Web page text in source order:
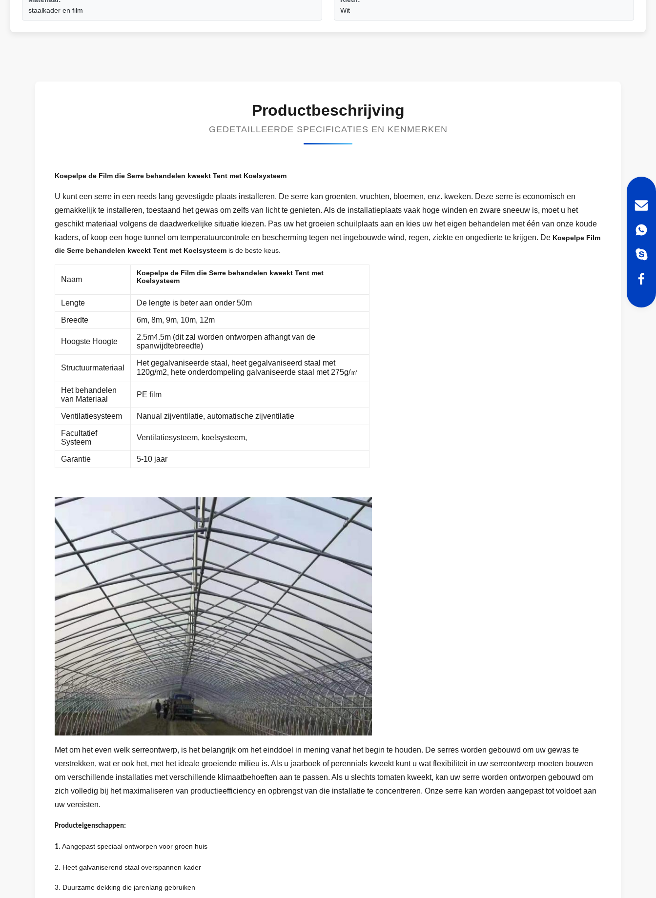
staalkader en film
Wit
Productbeschrijving
GEDETAILLEERDE SPECIFICATIES EN KENMERKEN
Koepelpe de Film die Serre behandelen kweekt Tent met Koelsysteem
U kunt een serre in een reeds lang gevestigde plaats installeren. De serre kan groenten, vruchten, bloemen, enz. kweken. Deze serre is economisch en
gemakkelijk te installeren, toestaand het gewas om zelfs van licht te genieten. Als de installatieplaats vaak hoge winden en zware sneeuw is, moet u het
geschikt materiaal volgens de daadwerkelijke situatie kiezen. Pas uw het groeien schuilplaats aan en kies uw het eigen behandelen met één van onze koude
kaders, of koop een hoge tunnel om temperatuurcontrole en bescherming tegen net ingebouwde wind, regen, ziekte en ongedierte te krijgen. De Koepelpe Film
die Serre behandelen kweekt Tent met Koelsysteem is de beste keus.
Naam
Koepelpe de Film die Serre behandelen kweekt Tent met
Koelsysteem
Lengte De lengte is beter aan onder 50m
Breedte 6m, 8m, 9m, 10m, 12m
Hoogste Hoogte
2.5m4.5m (dit zal worden ontworpen afhangt van de
spanwijdtebreedte)
Structuurmateriaal
Het gegalvaniseerde staal, heet gegalvaniseerd staal met
120g/m2, hete onderdompeling galvaniseerde staal met 275g/㎡
Het behandelen
van Materiaal
PE film
Ventilatiesysteem Nanual zijventilatie, automatische zijventilatie
Facultatief
Systeem
Ventilatiesysteem, koelsysteem,
Garantie 5-10 jaar
Met om het even welk serreontwerp, is het belangrijk om het einddoel in mening vanaf het begin te houden. De serres worden gebouwd om uw gewas te
verstrekken, wat er ook het, met het ideale groeiende milieu is. Als u jaarboek of perennials kweekt kunt u wat flexibiliteit in uw serreontwerp moeten bouwen
om verschillende installaties met verschillende klimaatbehoeften aan te passen. Als u slechts tomaten kweekt, kan uw serre worden ontworpen gebouwd om
zich volledig bij het maximaliseren van productieefficiency en opbrengst van die installatie te concentreren. Onze serre kan worden aangepast tot voldoet aan
uw vereisten.
Producteigenschappen:
1. Aangepast speciaal ontworpen voor groen huis
2. Heet galvaniserend staal overspannen kader
3. Duurzame dekking die jarenlang gebruiken